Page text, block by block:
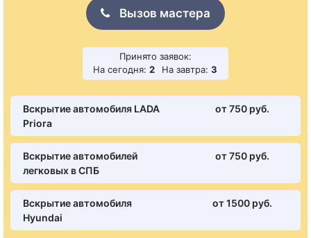
Вызов мастера
Принято заявок:
На сегодня: 2 На завтра: 3
Вскрытие автомобиля LADA
Priora
от 750 pуб.
Вскрытие автомобилей
легковых в СПБ
от 750 pуб.
Вскрытие автомобиля
Hyundai
от 1500 pуб.